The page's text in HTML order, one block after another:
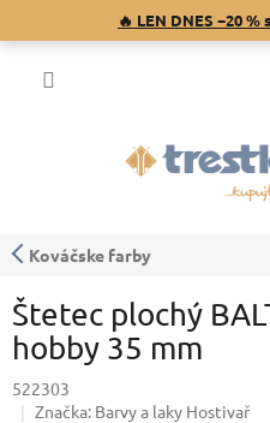
🔥 LEN DNES −20 %
Kováčske farby
Štetec plochý
hobby 35 mm
522303
Značka: Barvy a laky Hostivař